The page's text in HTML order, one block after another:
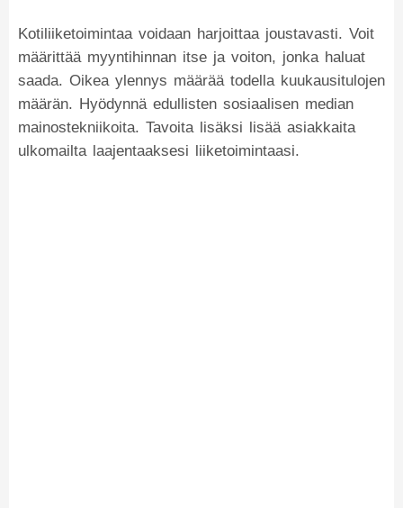
Kotiliiketoimintaa voidaan harjoittaa joustavasti. Voit
määrittää myyntihinnan itse ja voiton, jonka haluat
saada. Oikea ylennys määrää todella kuukausitulojen
määrän. Hyödynnä edullisten sosiaalisen median
mainostekniikoita. Tavoita lisäksi lisää asiakkaita
ulkomailta laajentaaksesi liiketoimintaasi.